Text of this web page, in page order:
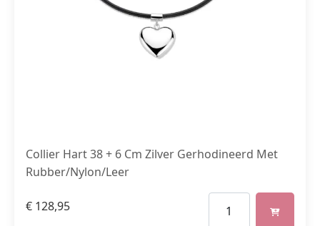
Collier Hart 38 + 6 Cm Zilver Gerhodineerd Met
Rubber/Nylon/Leer
€ 128,95